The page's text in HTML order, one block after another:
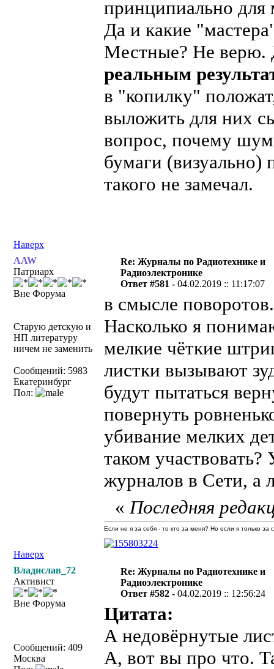
принципиально для
Да и какие
Местные? Не верю.
реальным
в "копилку"
выложить для них
вопрос, почему
бумаги
такого не замечал.
Наверх
AAW
Патриарх
Вне Форума
Старую детскую и
НП литературу
ничем не заменить
Сообщений: 5983
Екатеринбург
Пол:
Re: Журналы по Радиотехнике и
Радиоэлектронике
Ответ #581 -04.02.2019 :: 11:17:07
в смысле поворотов.
Насколько я
мелкие чёткие
листки вызывают
будут пытаться
повернуть
убивание мелких
таком
журналов в Сети, а
Наверх
«Последняя
Если не я за себя - то кто за меня? Но если я только
Владислав_72
Активист
Вне Форума
Сообщений: 409
Москва
Re: Журналы по Радиотехнике и
Радиоэлектронике
Ответ #582 -04.02.2019 :: 12:56:24
Цитата:
А недовёрнутые
А, вот вы про что.